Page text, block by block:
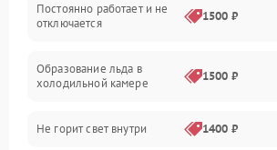
Постоянно работает и не
отключается
1500 ₽
Образование льда в
холодильной камере
1500 ₽
Не горит свет внутри 1400 ₽